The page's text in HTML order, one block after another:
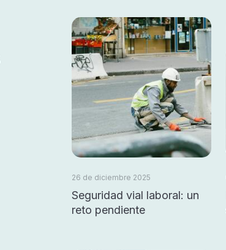
26 de diciembre 2025
Seguridad vial laboral: un
reto pendiente